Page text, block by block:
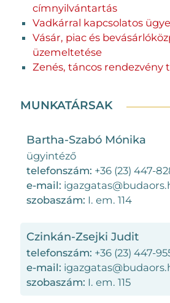
címnyilvántartás
Vadkárral kapcsolatos
Vásár, piac és
üzemeltetése
Zenés, táncos rendezvény
MUNKATÁRSAK
Bartha-Szabó Mónika
ügyintéző
telefonszám: +36 (23) 447-
e-mail:
szobaszám: I. em. 114
Czinkán-Zsejki Judit
telefonszám: +36 (23) 447-
e-mail:
szobaszám: I. em. 115